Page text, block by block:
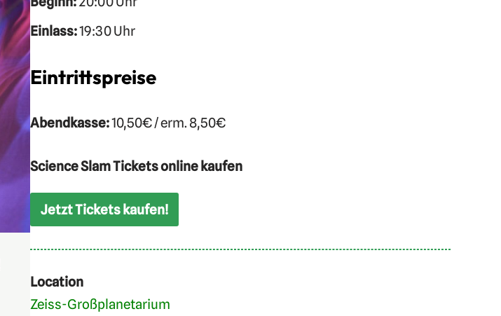
Einlass:19:30 Uhr
Eintrittspreise
Abendkasse:10,50€ / erm. 8,50€
Science Slam Tickets online kaufen
Jetzt Tickets kaufen!
Location
Zeiss-Großplanetarium